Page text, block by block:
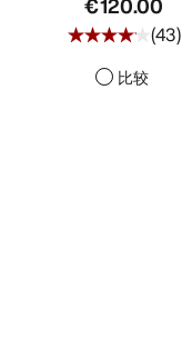
€120.00
(43)
比较